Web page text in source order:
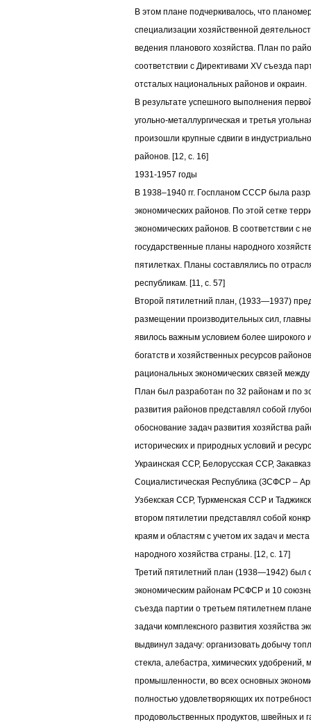
В этом плане подчеркивалось, что
специализации хозяйственной
ведения планового хозяйства. План по
соответствии с Директивами XV съезда
отсталых национальных районов и окраин.
В результате успешного выполнения
угольно-металлургическая и третья
произошли крупные сдвиги в
районов. [12, c. 16]
1931-1957 годы
В 1938–1940 гг. Госпланом СССР была
экономических районов. По этой сетке
экономических районов. В соответствии с
государственные планы народного
пятилетках. Планы составлялись по
республикам. [11, c. 57]
Второй пятилетний план, (1933—1937)
размещении производительных сил,
явилось важным условием более широкого
богатств и хозяйственных ресурсов
рациональных экономических связей
План был разработан по 32 районам и по
развития районов представлял собой
обоснование задач развития хозяйства
исторических и природных условий и
Украинская ССР, Белорусская ССР,
Социалистическая Республика (ЗСФСР –
Узбекская ССР, Туркменская ССР и
втором пятилетии представлял собой
краям и областям с учетом их задач и
народного хозяйства страны. [12, c. 17]
Третий пятилетний план (1938—1942) был
экономическим районам РСФСР и 10
съезда партии о третьем пятилетнем
задачи комплексного развития хозяйства
выдвинул задачу: организовать добычу
стекла, алебастра, химических удобрений,
промышленности, во всех основных
полностью удовлетворяющих их
продовольственных продуктов, швейных и